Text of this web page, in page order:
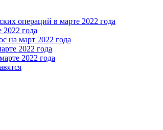
операций в марте 2022 года
года
на март 2022 года
2022 года
2022 года